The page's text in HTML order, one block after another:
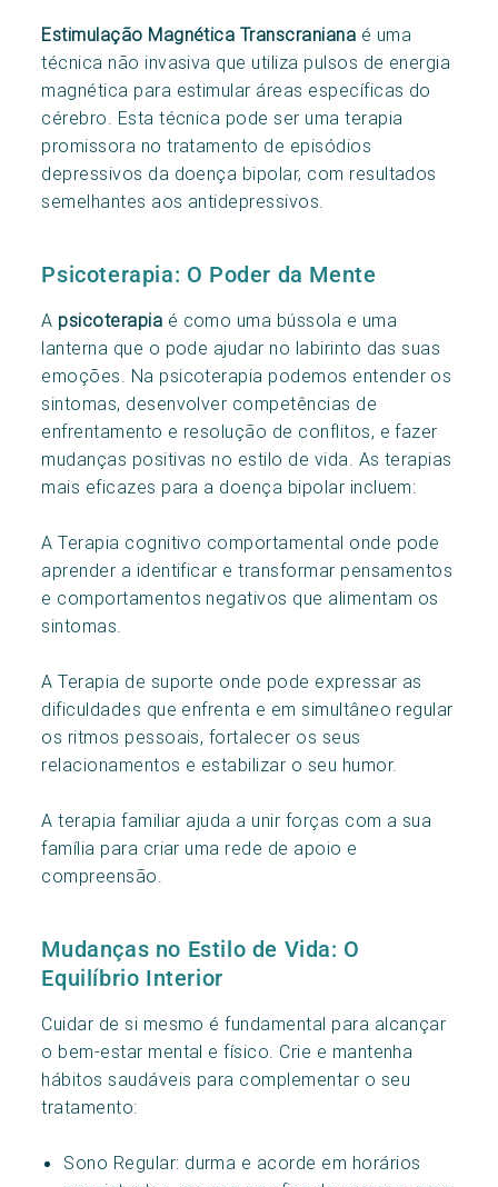
Estimulação Magnética Transcraniana é uma
técnica não invasiva que utiliza pulsos de energia
magnética para estimular áreas específicas do
cérebro. Esta técnica pode ser uma terapia
promissora no tratamento de episódios
depressivos da doença bipolar, com resultados
semelhantes aos antidepressivos.
Psicoterapia: O Poder da Mente
A psicoterapia é como uma bússola e uma
lanterna que o pode ajudar no labirinto das suas
emoções. Na psicoterapia podemos entender os
sintomas, desenvolver competências de
enfrentamento e resolução de conflitos, e fazer
mudanças positivas no estilo de vida. As terapias
mais eficazes para a doença bipolar incluem:
A Terapia cognitivo comportamental onde pode
aprender a identificar e transformar pensamentos
e comportamentos negativos que alimentam os
sintomas.
A Terapia de suporte onde pode expressar as
dificuldades que enfrenta e em simultâneo regular
os ritmos pessoais, fortalecer os seus
relacionamentos e estabilizar o seu humor.
A terapia familiar ajuda a unir forças com a sua
família para criar uma rede de apoio e
compreensão.
Mudanças no Estilo de Vida: O
Equilíbrio Interior
Cuidar de si mesmo é fundamental para alcançar
o bem-estar mental e físico. Crie e mantenha
hábitos saudáveis para complementar o seu
tratamento:
Sono Regular: durma e acorde em horários